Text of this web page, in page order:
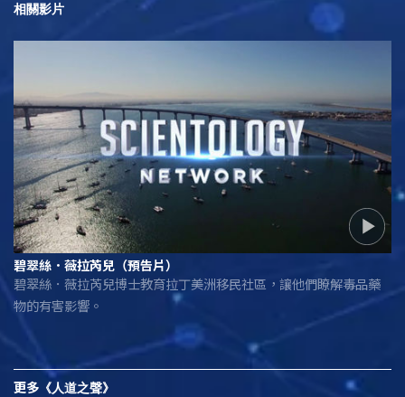
相關影片
‪碧翠絲．薇拉芮兒（預告片）
‪碧翠絲．薇拉芮兒博士教育拉丁美洲移民社區，讓他們瞭解毒品藥
物的有害影響。
更多 《人道之聲》